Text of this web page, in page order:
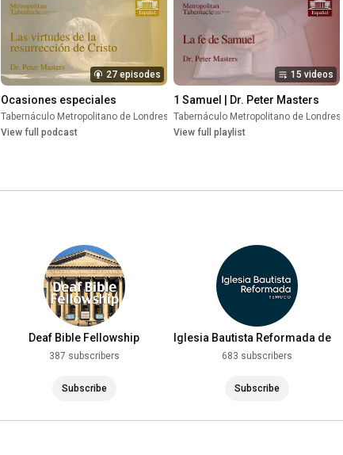
• Podcast
27 episodes
Ocasiones especiales
Tabernáculo Metropolitano de Londres • Podcast
View full podcast
15 videos
1 Samuel | Dr. Peter Masters
Tabernáculo Metropolitano de Londres
View full playlist
Deaf Bible Fellowship
387 subscribers
Subscribe
Iglesia Bautista Reformada de
683 subscribers
Subscribe